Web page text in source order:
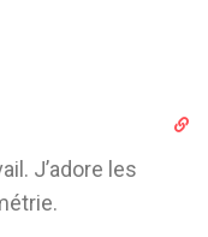
J’adore les